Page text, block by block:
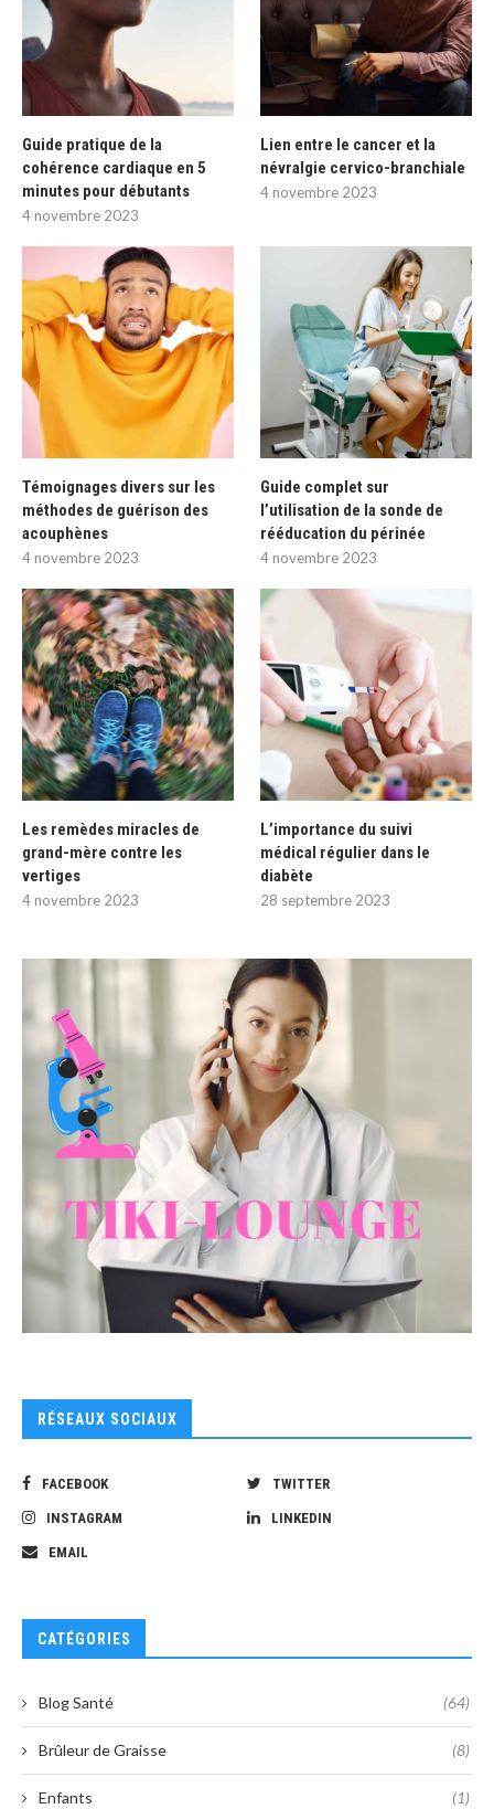
Guide pratique de la
cohérence cardiaque en 5
minutes pour débutants
4 novembre 2023
Lien entre le cancer et la
névralgie cervico-branchiale
4 novembre 2023
Témoignages divers sur les
méthodes de guérison des
acouphènes
4 novembre 2023
Guide complet sur
l’utilisation de la sonde de
rééducation du périnée
4 novembre 2023
Les remèdes miracles de
grand-mère contre les
vertiges
4 novembre 2023
L’importance du suivi
médical régulier dans le
diabète
28 septembre 2023
RÉSEAUX SOCIAUX
FACEBOOK TWITTER
INSTAGRAM LINKEDIN
EMAIL
CATÉGORIES
Blog Santé (64)
Brûleur de Graisse (8)
Enfants (1)